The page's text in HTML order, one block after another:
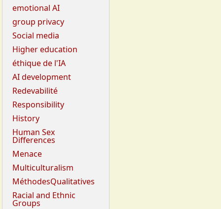
emotional AI
group privacy
Social media
Higher education
éthique de l'IA
AI development
Redevabilité
Responsibility
History
Human Sex
Differences
Menace
Multiculturalism
MéthodesQualitatives
Racial and Ethnic
Groups